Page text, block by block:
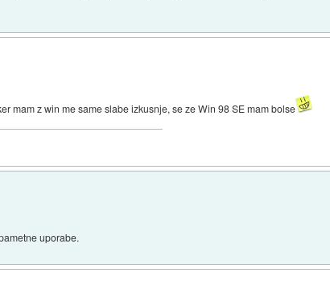
mam z win me same slabe izkusnje, se ze Win 98 SE mam bolse
uporabe.